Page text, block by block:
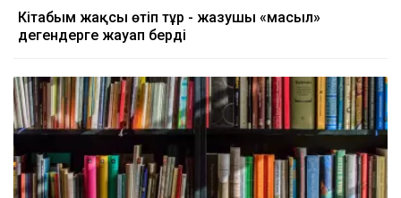
Кітабым жақсы өтіп тұр - жазушы «масыл»
дегендерге жауап берді